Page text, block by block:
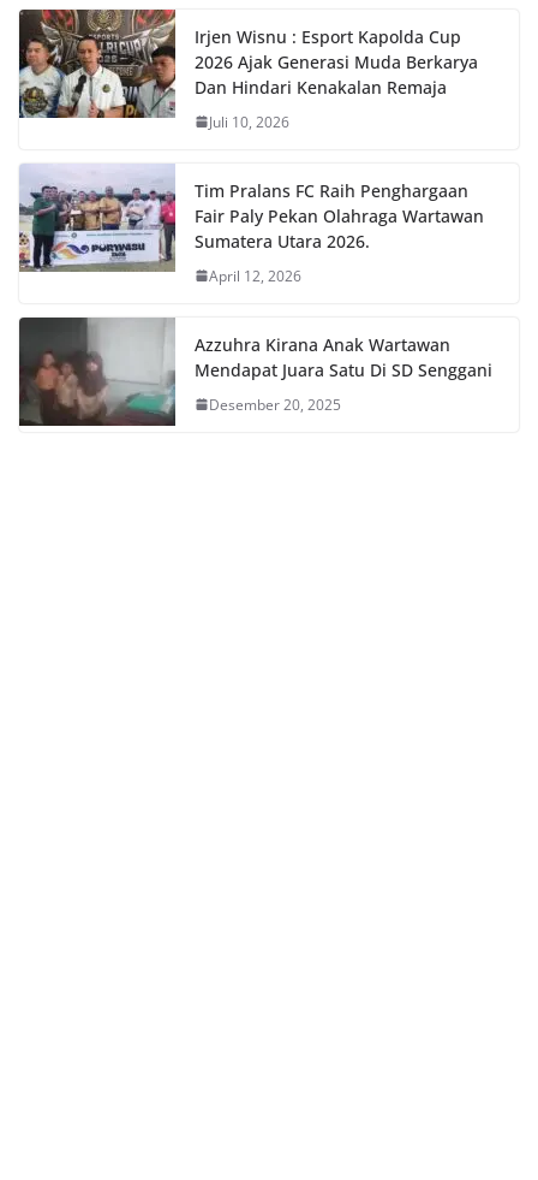
Irjen Wisnu : Esport Kapolda Cup
2026 Ajak Generasi Muda Berkarya
Dan Hindari Kenakalan Remaja
Juli 10, 2026
Tim Pralans FC Raih Penghargaan
Fair Paly Pekan Olahraga Wartawan
Sumatera Utara 2026.
April 12, 2026
Azzuhra Kirana Anak Wartawan
Mendapat Juara Satu Di SD Senggani
Desember 20, 2025